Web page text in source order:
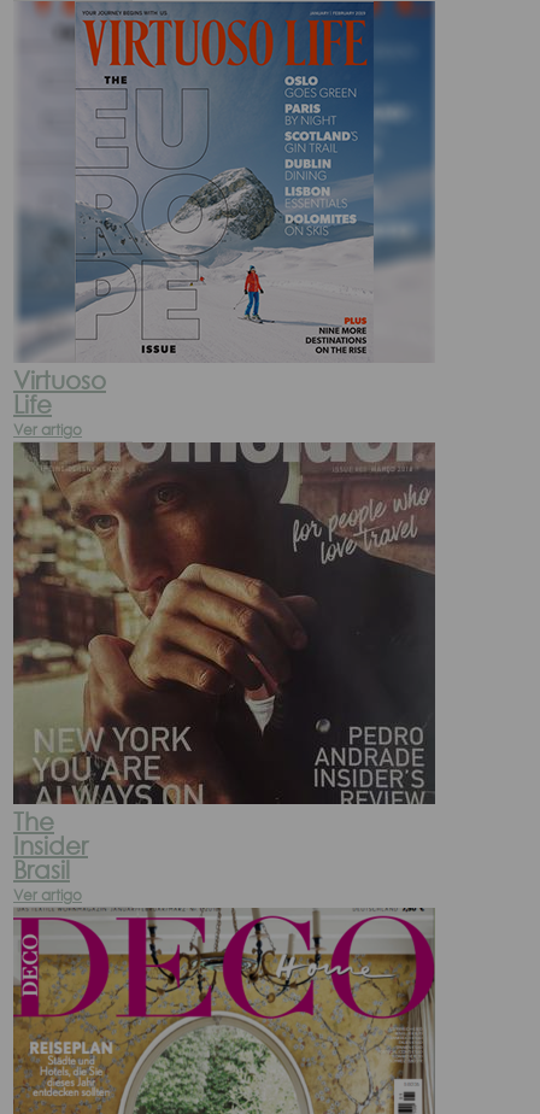
Virtuoso
Life
Ver artigo
The
Insider
Brasil
Ver artigo